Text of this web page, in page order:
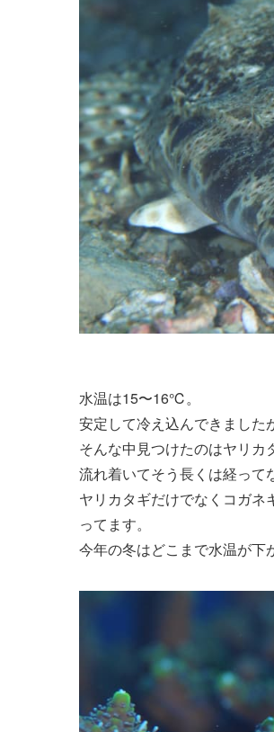
水温は15〜16℃。
安定して冷え込んできました
そんな中見つけたのはヤリカ
流れ着いてそう長くは経って
ヤリカタギだけでなくコガ
ってます。
今年の冬はどこまで水温が下